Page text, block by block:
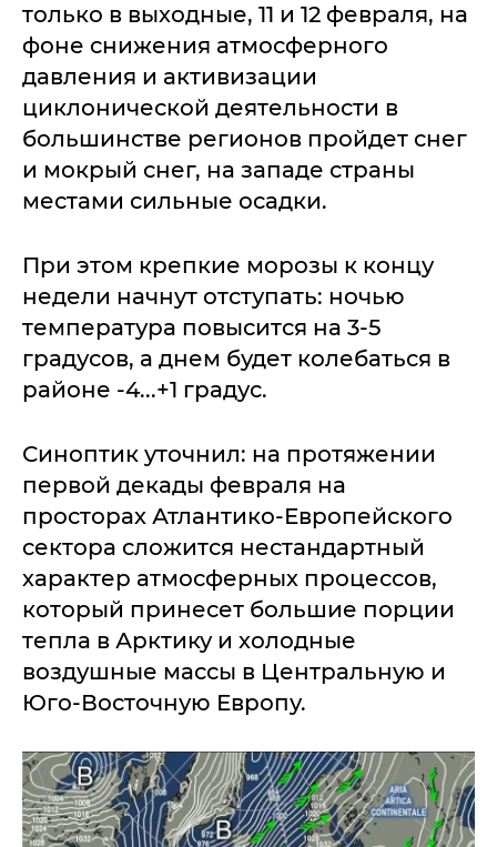
только в выходные, 11 и 12 февраля, на
фоне снижения атмосферного
давления и активизации
циклонической деятельности в
большинстве регионов пройдет снег
и мокрый снег, на западе страны
местами сильные осадки.
При этом крепкие морозы к концу
недели начнут отступать: ночью
температура повысится на 3-5
градусов, а днем будет колебаться в
районе -4...+1 градус.
Синоптик уточнил: на протяжении
первой декады февраля на
просторах Атлантико-Европейского
сектора сложится нестандартный
характер атмосферных процессов,
который принесет большие порции
тепла в Арктику и холодные
воздушные массы в Центральную и
Юго-Восточную Европу.